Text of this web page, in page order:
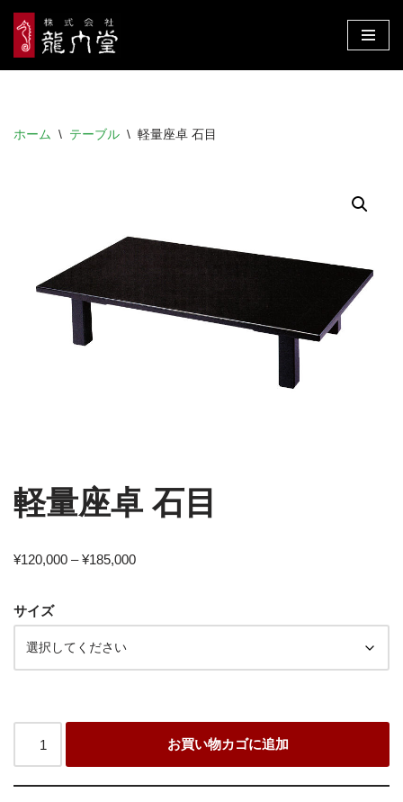
コ
ン
ツ
ホーム \ テーブル \ 軽量座卓 石目
軽量座卓 石目
¥120,000 –¥185,000
サイズ
お買い物カゴに追加